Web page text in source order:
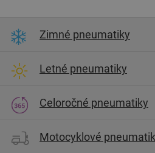
Zimné pneumatiky
Letné pneumatiky
Celoročné pneumatiky
Motocyklové